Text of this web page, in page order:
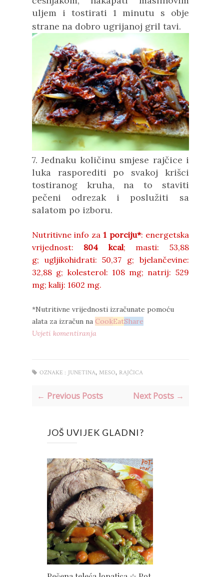
uljem i tostirati 1 minutu s obje
strane na dobro ugrijanoj gril tavi.
7. Jednaku količinu smjese rajčice i
luka rasporediti po svakoj krišci
tostiranog kruha, na to staviti
pečeni odrezak i poslužiti sa
salatom po izboru.
Nutritivne info za1 porciju*: energetska
vrijednost: 804 kcal; masti: 53,88
g; ugljikohidrati:50,37 g; bjelančevine:
32,88 g; kolesterol: 108 mg; natrij: 529
mg; kalij: 1602 mg.
*Nutritivne vrijednosti izračunate pomoću
alata za izračun na CookEatShare
Uvjeti komentiranja
OZNAKE : JUNETINA, MESO, RAJČICA
← Previous Posts Next Posts →
JOŠ UVIJEK GLADNI?